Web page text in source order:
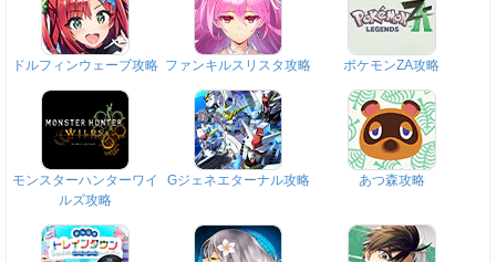
ドルフィンウェーブ攻略 ファンキルスリスタ攻略 ポケモンZA攻略
モンスターハンターワイ
ルズ攻略
Gジェネエターナル攻略 あつ森攻略